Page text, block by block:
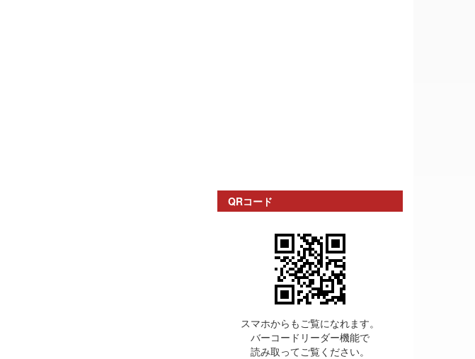
QRコード
スマホからもご覧になれます。
バーコードリーダー機能で
読み取ってご覧ください。